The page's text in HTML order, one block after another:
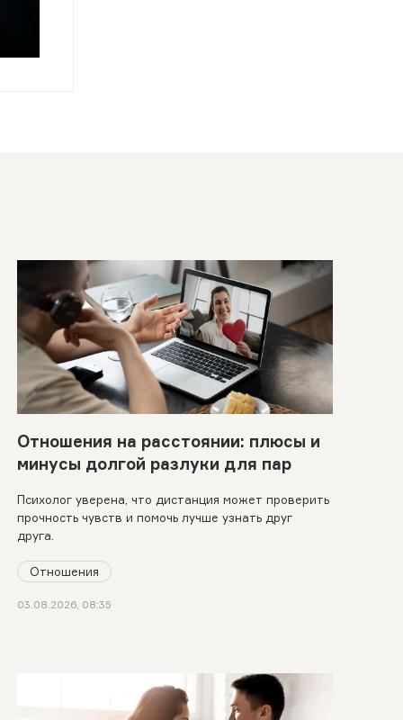
Отношения на расстоянии: плюсы и
минусы долгой разлуки для пар
Психолог уверена, что дистанция может проверить
прочность чувств и помочь лучше узнать друг
друга.
Отношения
03.08.2026, 08:35